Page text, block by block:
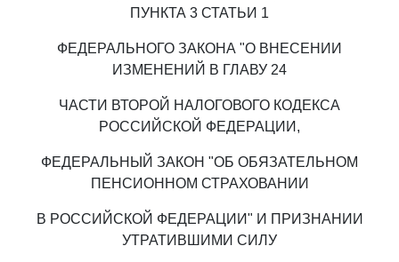
ПУНКТА 3 СТАТЬИ 1
ФЕДЕРАЛЬНОГО ЗАКОНА "О ВНЕСЕНИИ
ИЗМЕНЕНИЙ В ГЛАВУ 24
ЧАСТИ ВТОРОЙ НАЛОГОВОГО КОДЕКСА
РОССИЙСКОЙ ФЕДЕРАЦИИ,
ФЕДЕРАЛЬНЫЙ ЗАКОН "ОБ ОБЯЗАТЕЛЬНОМ
ПЕНСИОННОМ СТРАХОВАНИИ
В РОССИЙСКОЙ ФЕДЕРАЦИИ" И ПРИЗНАНИИ
УТРАТИВШИМИ СИЛУ